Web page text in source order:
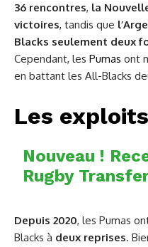
36 rencontres, la
victoires, tandis que
Blacks seulement deux
Cependant, les Pumas ont
en battant les All-Blacks
Les
Nouveau !
Rugby
Depuis 2020, les Pumas
Blacks à deux reprises.